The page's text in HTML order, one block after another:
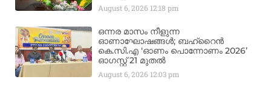
August 6, 2026 12:18 pm
ഒന്നര മാസം നീളുന്ന
ഓണാഘോഷങ്ങൾ; ബഹ്‌റൈൻ
കെ.സി.എ ‘ഓണം പൊന്നോണം 2026’
ഓഗസ്റ്റ് 21 മുതൽ
August 6, 2026 12:03 pm